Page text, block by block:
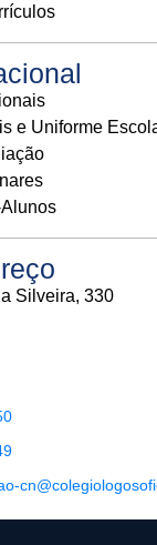
e Uniforme
Silveira, 330